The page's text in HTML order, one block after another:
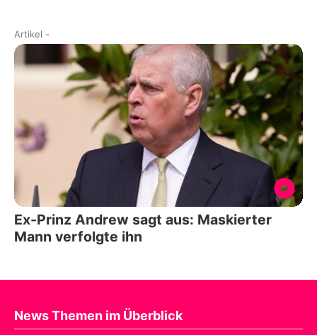
Artikel -
Ex-Prinz Andrew sagt aus: Maskierter
Mann verfolgte ihn
News Themen im Überblick